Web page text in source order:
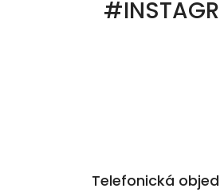
Telefonická